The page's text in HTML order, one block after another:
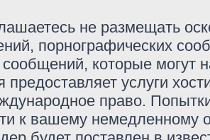
не размещать
порнографических
сообщений, которые могут
предоставляет услуги
право.
к вашему немедленному